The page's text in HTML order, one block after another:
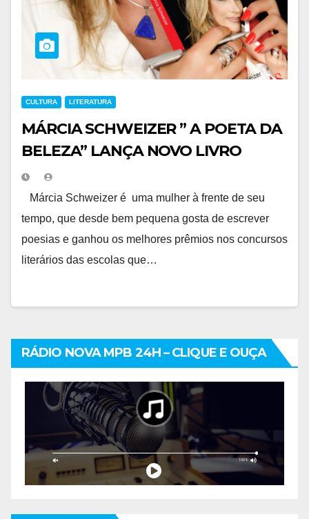
CULTURA LITERATURA
MÁRCIA SCHWEIZER ” A POETA DA
BELEZA” LANÇA NOVO LIVRO
Márcia Schweizer é uma mulher à frente de seu
tempo, que desde bem pequena gosta de escrever
poesias e ganhou os melhores prêmios nos concursos
literários das escolas que…
RÁDIO NOVA MPB 24H – CLIQUE E OUÇA